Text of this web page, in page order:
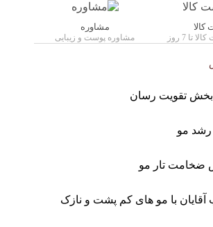
کالا
7 روز
مشاوره
مشاوره پوست و زیبایی
بخش تقویت رسان
رشد مو
ضخامت تار مو
آقایان با مو های کم پشت و نازک